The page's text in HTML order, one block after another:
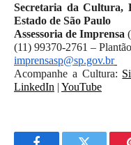
Secretaria da Cultura,
Estado de São Paulo
Assessoria de Imprensa
(11) 99370-2761 – Plantão
imprensasp@sp.gov.br
Acompanhe a Cultura:
LinkedIn | YouTube